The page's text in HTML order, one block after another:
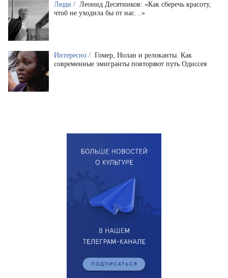
Люди / Леонид Десятников: «Как сберечь красоту,
чтоб не уходила бы от нас…»
Интересно / Гомер, Нолан и релоканты. Как
современные эмигранты повторяют путь Одиссея